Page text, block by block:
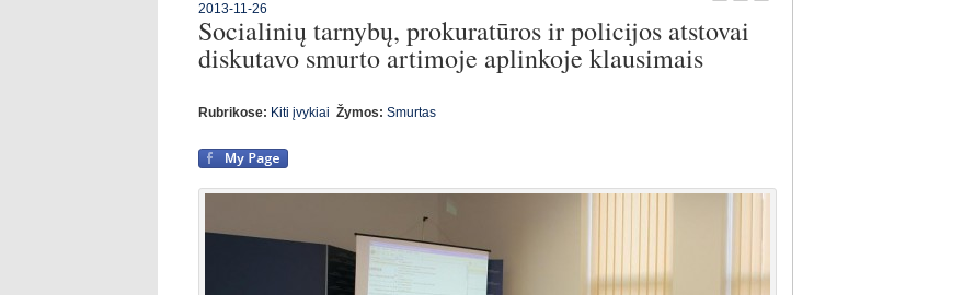
2013-11-26
Socialinių tarnybų, prokuratūros ir policijos atstovai
diskutavo smurto artimoje aplinkoje klausimais
Rubrikose: Kiti įvykiai Žymos: Smurtas